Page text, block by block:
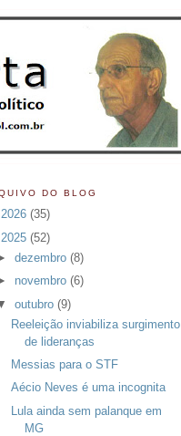
DO BLOG
2026 (35)
2025 (52)
dezembro(8)
novembro(6)
outubro(9)
Reeleição inviabiliza surgimento
de lideranças
Messias para o STF
Aécio Neves é uma incognita
Lula ainda sem palanque em
MG